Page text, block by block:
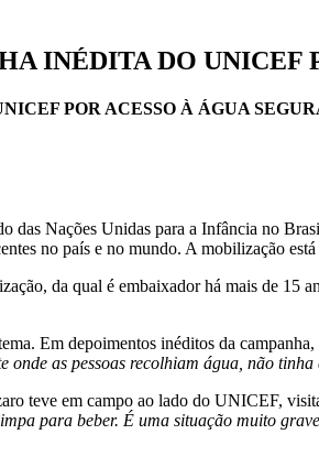
INÉDITA DO UNICEF
POR ACESSO À ÁGUA
Nações Unidas para a Infância no
no país e no mundo. A mobilização
da qual é embaixador há mais de
Em depoimentos inéditos da
as pessoas recolhiam água, não tinha
teve em campo ao lado do UNICEF,
para beber. É uma situação muito